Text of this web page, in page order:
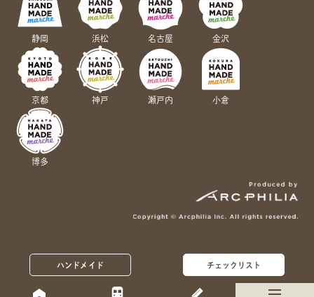
ハンドメイド チェックリスト
静岡 浜松 名古屋 金沢
京都 神戸 瀬戸内 小倉
博多